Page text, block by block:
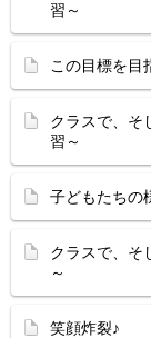
習～
この目標を
クラスで、
習～
子どもたちの
クラスで、
～
笑顔炸裂♪